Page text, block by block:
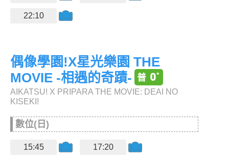
22:10
偶像學園!X星光樂園 THE
MOVIE -相遇的奇蹟-
AIKATSU! X PRIPARA THE MOVIE: DEAI NO
KISEKI!
數位(日)
15:45 17:20